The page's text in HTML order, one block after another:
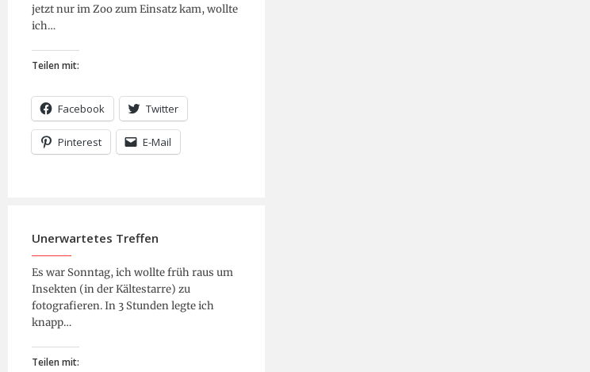
jetzt nur im Zoo zum Einsatz kam, wollte
ich…
Teilen mit:
Facebook Twitter
Pinterest E-Mail
Unerwartetes Treffen
Es war Sonntag, ich wollte früh raus um
Insekten (in der Kältestarre) zu
fotografieren. In 3 Stunden legte ich
knapp…
Teilen mit: